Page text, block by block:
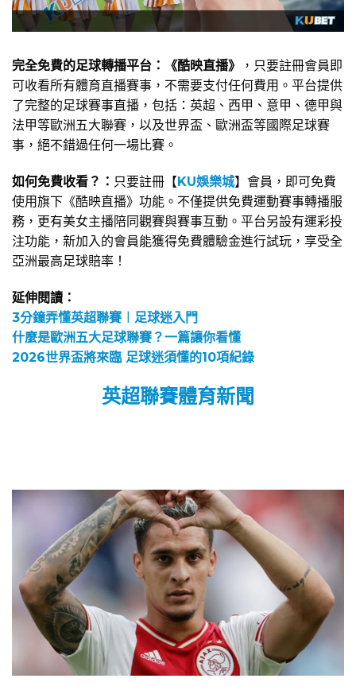
完全免費的足球轉播平台：《酷映直播》
，只要註冊會員即
可收看所有體育直播賽事，不需要支付任何費用。平台提供
了完整的足球賽事直播，包括：英超、西甲、意甲、德甲與
法甲等歐洲五大聯賽，以及世界盃、歐洲盃等國際足球賽
事，絕不錯過任何一場比賽。
如何免費收看？： 只要註冊【KU娛樂城】會員，即可免費
使用旗下《酷映直播》功能。不僅提供免費運動賽事轉播服
務，更有美女主播陪同觀賽與賽事互動。平台另設有運彩投
注功能，新加入的會員能獲得免費體驗金進行試玩，享受全
亞洲最高足球賠率！
延伸閱讀：
3分鐘弄懂英超聯賽︱足球迷入門
什麼是歐洲五大足球聯賽？一篇讓你看懂
2026世界盃將來臨 足球迷須懂的10項紀錄
英超聯賽體育新聞